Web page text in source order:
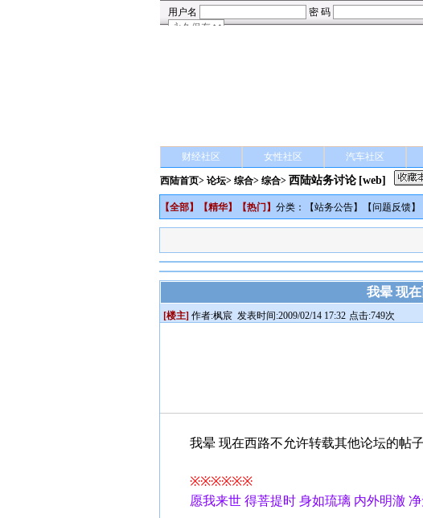
财经社区 女性社区 汽车社区
西陆首页> 论坛> 综合> 综合> 西陆站务讨论 [web]
【全部】【精华】【热门 】 分类：【站务公告】【问题反馈】
我晕 现
[楼主] 作者:枫宸 发表时间:2009/02/14 17:32 点击:749次
我晕 现在西路不允许转载其他论坛的帖
※※※※※※
愿我来世 得菩提时 身如琉璃 内外明澈